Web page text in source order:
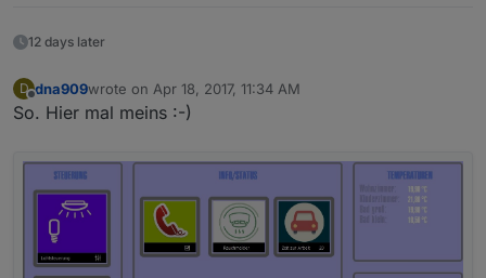
12 days later
D
Offline
dna909wrote on Apr 18, 2017, 11:34 AM
last edited by
So. Hier mal meins :-)